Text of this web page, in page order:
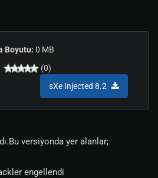
Boyutu: 0 MB
(0)
sXe Injected 8.2
versiyonda yer alanlar;
engellendi